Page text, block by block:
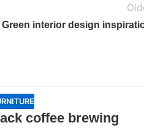
Green interior design
coffee brewing